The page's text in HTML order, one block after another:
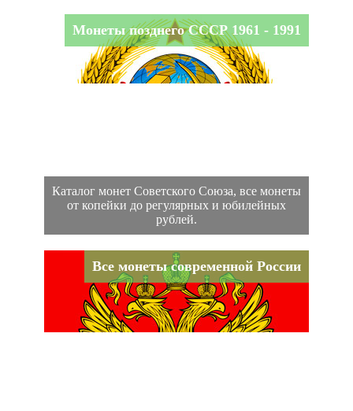
Монеты позднего СССР 1961 - 1991
Каталог монет Советского Союза, все монеты
от копейки до регулярных и юбилейных
рублей.
Все монеты современной России